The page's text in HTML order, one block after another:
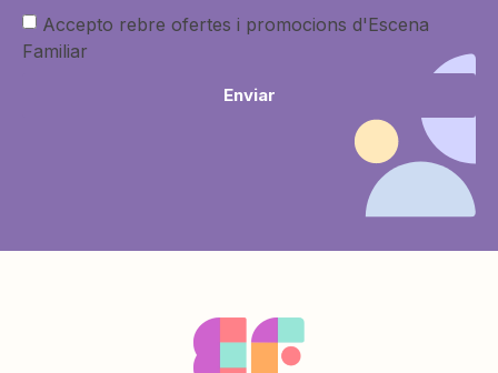
Accepto rebre ofertes i promocions d'Escena
Familiar
Enviar